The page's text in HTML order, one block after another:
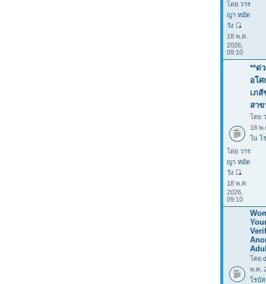
โดย วาร
ญา หมัด
วัง
18 พ.ค.
2026,
09:10
**ด่
อโ
เภสั
สาข
โดย
18 พ
ใน โ
โดย วาร
ญา หมัด
วัง
18 พ.ค.
2026,
09:10
โดย
พ.ค.
โรบั